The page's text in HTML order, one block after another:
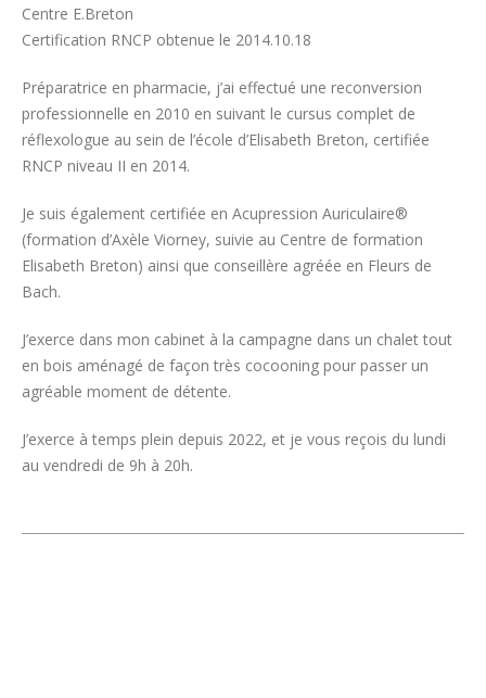
Centre E.Breton
Certification RNCP obtenue le 2014.10.18
Préparatrice en pharmacie, j’ai effectué une reconversion
professionnelle en 2010 en suivant le cursus complet de
réflexologue au sein de l’école d’Elisabeth Breton, certifiée
RNCP niveau II en 2014.
Je suis également certifiée en Acupression Auriculaire®
(formation d’Axèle Viorney, suivie au Centre de formation
Elisabeth Breton) ainsi que conseillère agréée en Fleurs de
Bach.
J’exerce dans mon cabinet à la campagne dans un chalet tout
en bois aménagé de façon très cocooning pour passer un
agréable moment de détente.
J’exerce à temps plein depuis 2022, et je vous reçois du lundi
au vendredi de 9h à 20h.